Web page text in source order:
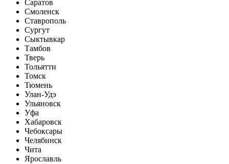
Саратов
Смоленск
Ставрополь
Сургут
Сыктывкар
Тамбов
Тверь
Тольятти
Томск
Тюмень
Улан-Удэ
Ульяновск
Уфа
Хабаровск
Чебоксары
Челябинск
Чита
Ярославль